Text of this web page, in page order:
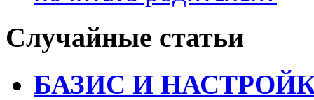
Случайные статьи
БАЗИС И